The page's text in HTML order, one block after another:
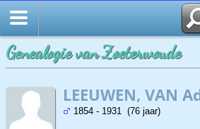
Genealogie van Zoeterwoude
LEEUWEN, VAN
1854 - 1931 (76 jaar)